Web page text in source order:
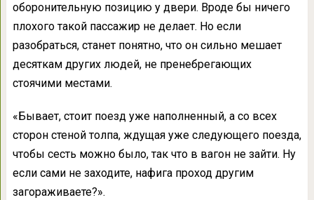
оборонительную позицию у двери. Вроде бы ничего
плохого такой пассажир не делает. Но если
разобраться, станет понятно, что он сильно мешает
десяткам других людей, не пренебрегающих
стоячими местами.
«Бывает, стоит поезд уже наполненный, а со всех
сторон стеной толпа, ждущая уже следующего поезда,
чтобы сесть можно было, так что в вагон не зайти. Ну
если сами не заходите, нафига проход другим
загораживаете?».